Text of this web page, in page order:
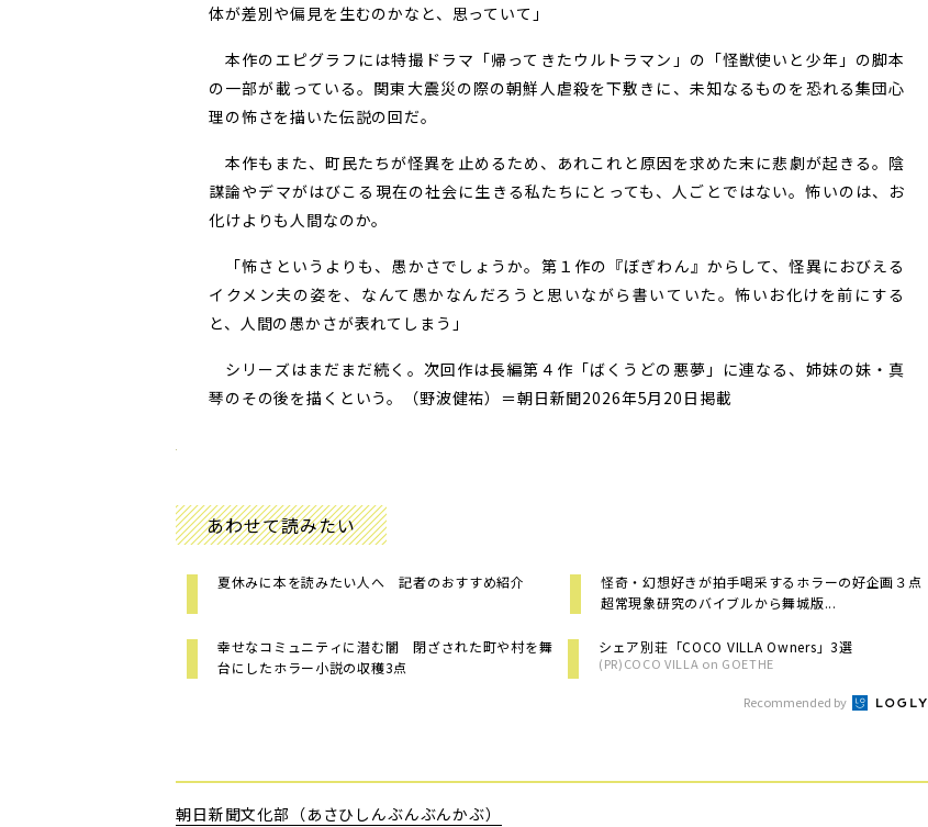
体が差別や偏見を生むのかなと、思っていて」
本作のエピグラフには特撮ドラマ「帰ってきたウルトラマン」の「怪獣使いと少年」の脚本
の一部が載っている。関東大震災の際の朝鮮人虐殺を下敷きに、未知なるものを恐れる集団心
理の怖さを描いた伝説の回だ。
本作もまた、町民たちが怪異を止めるため、あれこれと原因を求めた末に悲劇が起きる。陰
謀論やデマがはびこる現在の社会に生きる私たちにとっても、人ごとではない。怖いのは、お
化けよりも人間なのか。
「怖さというよりも、愚かさでしょうか。第１作の『ぼぎわん』からして、怪異におびえる
イクメン夫の姿を、なんて愚かなんだろうと思いながら書いていた。怖いお化けを前にする
と、人間の愚かさが表れてしまう」
シリーズはまだまだ続く。次回作は長編第４作「ばくうどの悪夢」に連なる、姉妹の妹・真
琴のその後を描くという。（野波健祐）＝朝日新聞2026年5月20日掲載
あわせて読みたい
夏休みに本を読みたい人へ 記者のおすすめ紹介
怪奇・幻想好きが拍手喝采するホラーの好企画３点
超常現象研究のバイブルから舞城版...
幸せなコミュニティに潜む闇 閉ざされた町や村を舞
台にしたホラー小説の収穫3点
シェア別荘「COCO VILLA Owners」3選
(PR)COCO VILLA on GOETHE
Recommended by
朝日新聞文化部（あさひしんぶんぶんかぶ）